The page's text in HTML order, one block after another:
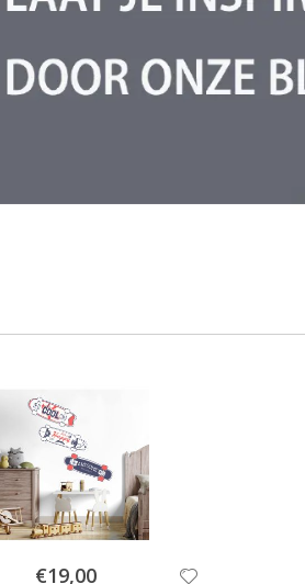
Special
€19,00